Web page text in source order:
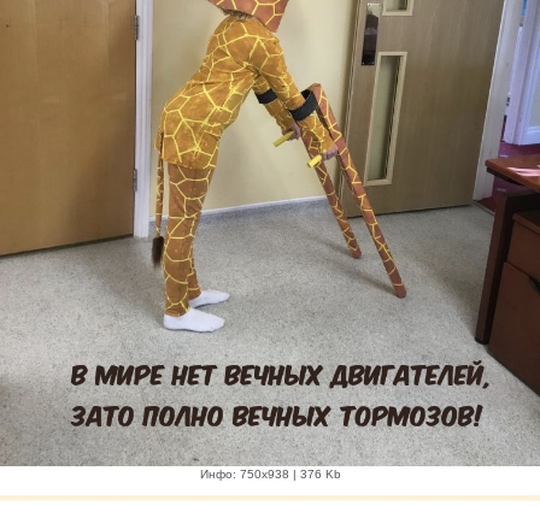
Инфо: 750х938 | 376 Kb